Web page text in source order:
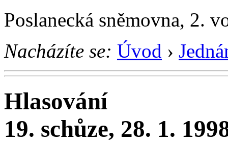
Poslanecká sněmovna, 2.
Nacházíte se: Úvod ›
Hlasování
19. schůze, 28. 1.